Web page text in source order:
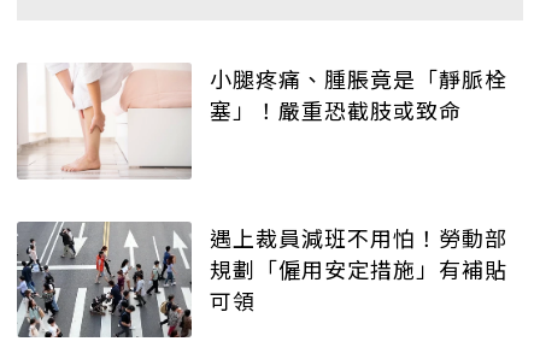
小腿疼痛、腫脹竟是「靜脈栓
塞」！嚴重恐截肢或致命
遇上裁員減班不用怕！勞動部
規劃「僱用安定措施」有補貼
可領